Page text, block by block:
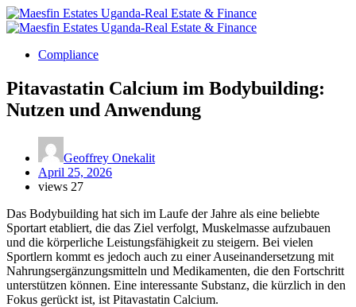
Compliance
Pitavastatin Calcium im Bodybuilding:
Nutzen und Anwendung
Geoffrey Onekalit
April 25, 2026
views 27
Das Bodybuilding hat sich im Laufe der Jahre als eine beliebte
Sportart etabliert, die das Ziel verfolgt, Muskelmasse aufzubauen
und die körperliche Leistungsfähigkeit zu steigern. Bei vielen
Sportlern kommt es jedoch auch zu einer Auseinandersetzung mit
Nahrungsergänzungsmitteln und Medikamenten, die den Fortschritt
unterstützen können. Eine interessante Substanz, die kürzlich in den
Fokus gerückt ist, ist Pitavastatin Calcium.